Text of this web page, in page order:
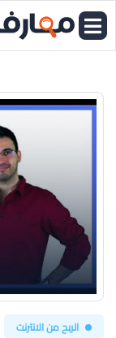
الربح من الانترنت